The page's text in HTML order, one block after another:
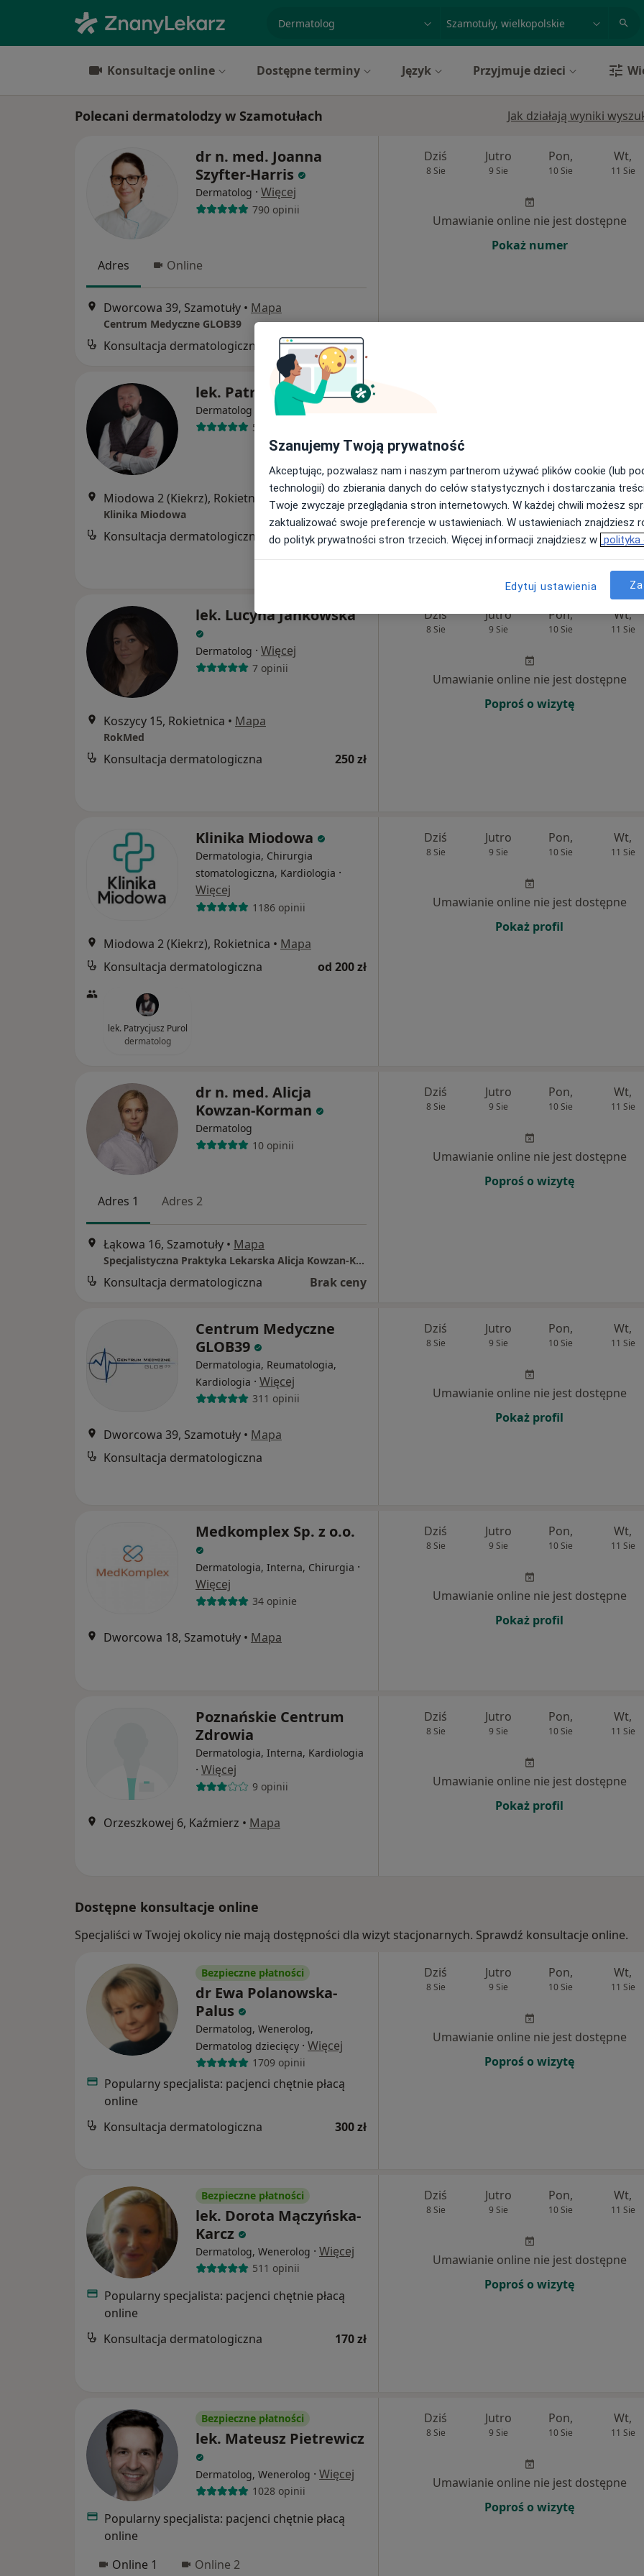
Konsultacje online Dostępne terminy Język Przyjmuje dzieci
Polecani dermatolodzy w Szamotułach Jak działają wyniki
dr n. med. Joanna
Szyfter-Harris
Dermatolog · Więcej
790 opinii
Adres Online
Dworcowa 39, Szamotuły • Mapa
Centrum Medyczne GLOB39
Konsultacja dermatologiczna Brak ceny
Dziś
8 Sie
Jutro
9 Sie
Pon,
10 Sie
Wt,
11 Sie
Umawianie online nie jest dostępne
Pokaż numer
lek. Patrycjusz Purol
Dermatolog
560 opinii
Miodowa 2 (Kiekrz), Rokietnica• Mapa
Klinika Miodowa
Konsultacja dermatologiczna od 200 zł
Poproś o wizytę
lek. Lucyna Jankowska
Dermatolog · Więcej
7 opinii
Koszycy 15, Rokietnica • Mapa
RokMed
Konsultacja dermatologiczna 250 zł
Dziś
8 Sie
Jutro
9 Sie
Pon,
10 Sie
Wt,
11 Sie
Umawianie online nie jest dostępne
Poproś o wizytę
Klinika Miodowa
Dermatologia, Chirurgia
stomatologiczna, Kardiologia ·
Więcej
1186 opinii
Miodowa 2 (Kiekrz), Rokietnica • Mapa
Konsultacja dermatologiczna
od 200 zł
lek. Patrycjusz Purol
dermatolog
Dziś
8 Sie
Jutro
9 Sie
Pon,
10 Sie
Wt,
11 Sie
Umawianie online nie jest dostępne
Pokaż profil
dr n. med. Alicja
Kowzan-Korman
Dermatolog
10 opinii
Adres 1 Adres 2
Łąkowa 16, Szamotuły • Mapa
Specjalistyczna Praktyka Lekarska Alicja Kowzan-Korman
Konsultacja dermatologiczna Brak ceny
Dziś
8 Sie
Jutro
9 Sie
Pon,
10 Sie
Wt,
11 Sie
Umawianie online nie jest dostępne
Poproś o wizytę
Centrum Medyczne
GLOB39
Dermatologia, Reumatologia,
Kardiologia · Więcej
311 opinii
Dworcowa 39, Szamotuły • Mapa
Konsultacja dermatologiczna
Dziś
8 Sie
Jutro
9 Sie
Pon,
10 Sie
Wt,
11 Sie
Umawianie online nie jest dostępne
Pokaż profil
Medkomplex Sp. z o.o.
Dermatologia, Interna, Chirurgia ·
Więcej
34 opinie
Dworcowa 18, Szamotuły • Mapa
Dziś
8 Sie
Jutro
9 Sie
Pon,
10 Sie
Wt,
11 Sie
Umawianie online nie jest dostępne
Pokaż profil
Poznańskie Centrum
Zdrowia
Dermatologia, Interna, Kardiologia
· Więcej
9 opinii
Orzeszkowej 6, Kaźmierz • Mapa
Dziś
8 Sie
Jutro
9 Sie
Pon,
10 Sie
Wt,
11 Sie
Umawianie online nie jest dostępne
Pokaż profil
Dostępne konsultacje online
Specjaliści w Twojej okolicy nie mają dostępności dla wizyt stacjonarnych. Sprawdź konsultacje online.
Bezpieczne płatności
dr Ewa Polanowska-
Palus
Dermatolog, Wenerolog,
Dermatolog dziecięcy · Więcej
1709 opinii
Popularny specjalista: pacjenci chętnie płacą
online
Konsultacja dermatologiczna
300 zł
Dziś
8 Sie
Jutro
9 Sie
Pon,
10 Sie
Wt,
11 Sie
Umawianie online nie jest dostępne
Poproś o wizytę
Bezpieczne płatności
lek. Dorota Mączyńska-
Karcz
Dermatolog, Wenerolog · Więcej
511 opinii
Popularny specjalista: pacjenci chętnie płacą
online
Konsultacja dermatologiczna
170 zł
Dziś
8 Sie
Jutro
9 Sie
Pon,
10 Sie
Wt,
11 Sie
Umawianie online nie jest dostępne
Poproś o wizytę
Bezpieczne płatności
lek. Mateusz Pietrewicz
Dermatolog, Wenerolog · Więcej
1028 opinii
Popularny specjalista: pacjenci chętnie płacą
online
Online 1
Online 2
Dziś
8 Sie
Jutro
9 Sie
Pon,
10 Sie
Wt,
11 Sie
Umawianie online nie jest dostępne
Poproś o wizytę
Szanujemy Twoją prywatność
Akceptując, pozwalasz nam i naszym partnerom używać plików cookie (lub
technologii) do zbierania danych do celów statystycznych i dostarczania
Twoje zwyczaje przeglądania stron internetowych. W każdej chwili możesz
zaktualizować swoje preferencje w ustawieniach. W ustawieniach znajdziesz
do polityk prywatności stron trzecich. Więcej informacji znajdziesz w polityka
Edytuj ustawienia